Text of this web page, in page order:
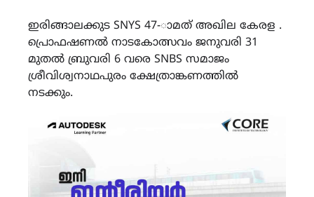
ഇരിങ്ങാലക്കുട SNYS 47-ാമത് അഖില കേരള .
പ്രൊഫഷണൽ നാടകോത്സവം ജനുവരി 31
മുതൽ ബ്രുവരി 6 വരെ SNBS സമാജം
ശ്രീവിശ്വനാഥപുരം ക്ഷേത്രാങ്കണത്തിൽ
നടക്കും.